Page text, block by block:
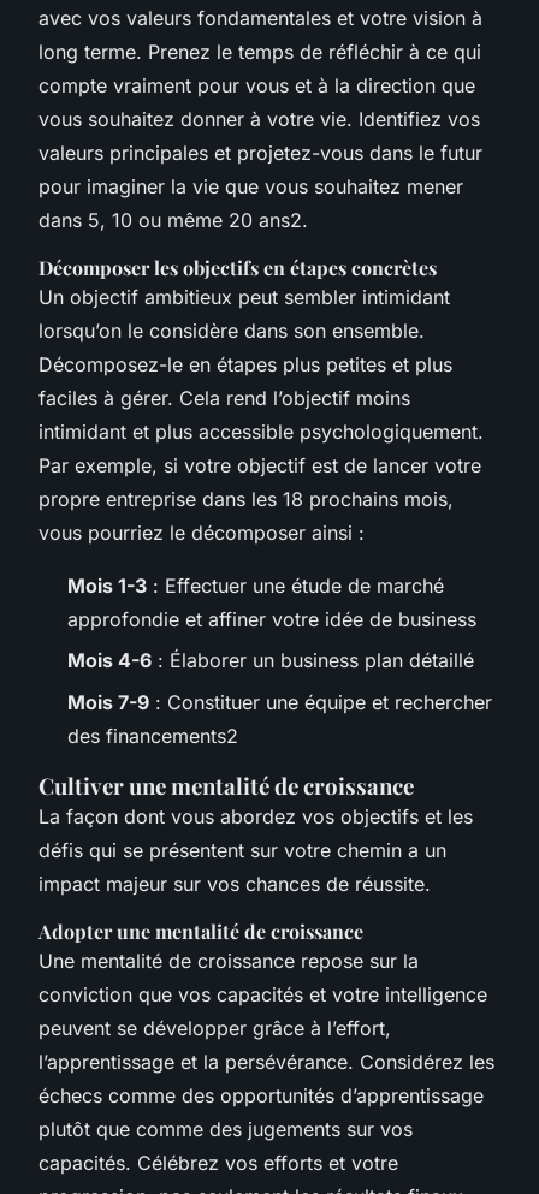
avec vos valeurs fondamentales et votre vision à
long terme. Prenez le temps de réfléchir à ce qui
compte vraiment pour vous et à la direction que
vous souhaitez donner à votre vie. Identifiez vos
valeurs principales et projetez-vous dans le futur
pour imaginer la vie que vous souhaitez mener
dans 5, 10 ou même 20 ans2.
Décomposer les objectifs en étapes concrètes
Un objectif ambitieux peut sembler intimidant
lorsqu’on le considère dans son ensemble.
Décomposez-le en étapes plus petites et plus
faciles à gérer. Cela rend l’objectif moins
intimidant et plus accessible psychologiquement.
Par exemple, si votre objectif est de lancer votre
propre entreprise dans les 18 prochains mois,
vous pourriez le décomposer ainsi :
Mois 1-3 : Effectuer une étude de marché
approfondie et affiner votre idée de business
Mois 4-6 : Élaborer un business plan détaillé
Mois 7-9 : Constituer une équipe et rechercher
des financements2
Cultiver une mentalité de croissance
La façon dont vous abordez vos objectifs et les
défis qui se présentent sur votre chemin a un
impact majeur sur vos chances de réussite.
Adopter une mentalité de croissance
Une mentalité de croissance repose sur la
conviction que vos capacités et votre intelligence
peuvent se développer grâce à l’effort,
l’apprentissage et la persévérance. Considérez les
échecs comme des opportunités d’apprentissage
plutôt que comme des jugements sur vos
capacités. Célébrez vos efforts et votre